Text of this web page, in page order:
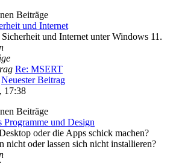
und Internet
und Internet unter Windows 11.
Re: MSERT
Neuester Beitrag
17:38
und Design
oder die Apps schick machen?
nicht oder lassen sich nicht installieren?